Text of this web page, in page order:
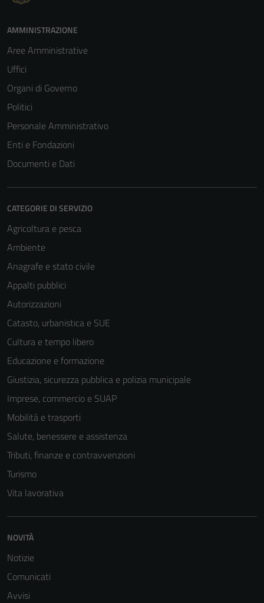
AMMINISTRAZIONE
Aree Amministrative
Uffici
Organi di Governo
Politici
Personale Amministrativo
Enti e Fondazioni
Documenti e Dati
CATEGORIE DI SERVIZIO
Agricoltura e pesca
Ambiente
Anagrafe e stato civile
Appalti pubblici
Autorizzazioni
Catasto, urbanistica e SUE
Cultura e tempo libero
Educazione e formazione
Giustizia, sicurezza pubblica e polizia municipale
Imprese, commercio e SUAP
Mobilità e trasporti
Salute, benessere e assistenza
Tributi, finanze e contravvenzioni
Turismo
Vita lavorativa
NOVITÀ
Notizie
Comunicati
Avvisi
disabilitati.